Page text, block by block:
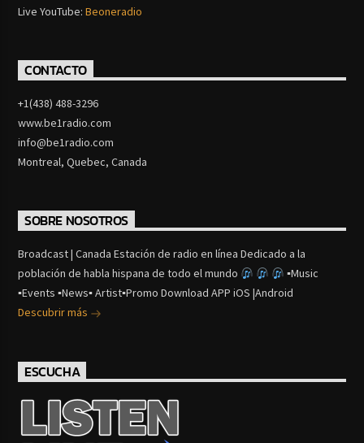
Live YouTube:Beoneradio
CONTACTO
+1(438) 488-3296
www.be1radio.com
info@be1radio.com
Montreal, Quebec, Canada
SOBRE NOSOTROS
Broadcast | Canada Estación de radio en línea Dedicado a la
población de habla hispana de todo el mundo
▪Music
▪Events ▪News▪ Artist▪Promo Download APP iOS |Android
Descubrir más
ESCUCHA